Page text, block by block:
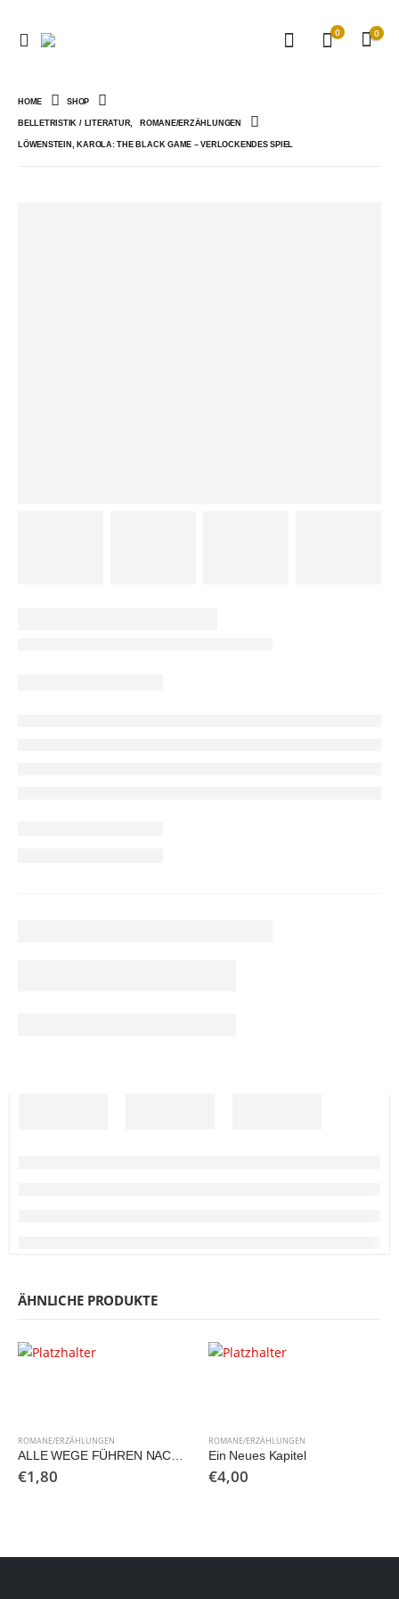
0 0
HOME SHOP
BELLETRISTIK / LITERATUR, ROMANE/ERZÄHLUNGEN
LÖWENSTEIN, KAROLA: THE BLACK GAME – VERLOCKENDES SPIEL
ÄHNLICHE PRODUKTE
ROMANE/ERZÄHLUNGEN
ALLE WEGE FÜHREN NACH ROM. Die heitere Geschichte einer Pilgerfahrt.
€1,80
ROMANE/ERZÄHLUNGEN
Ein Neues Kapitel
€4,00